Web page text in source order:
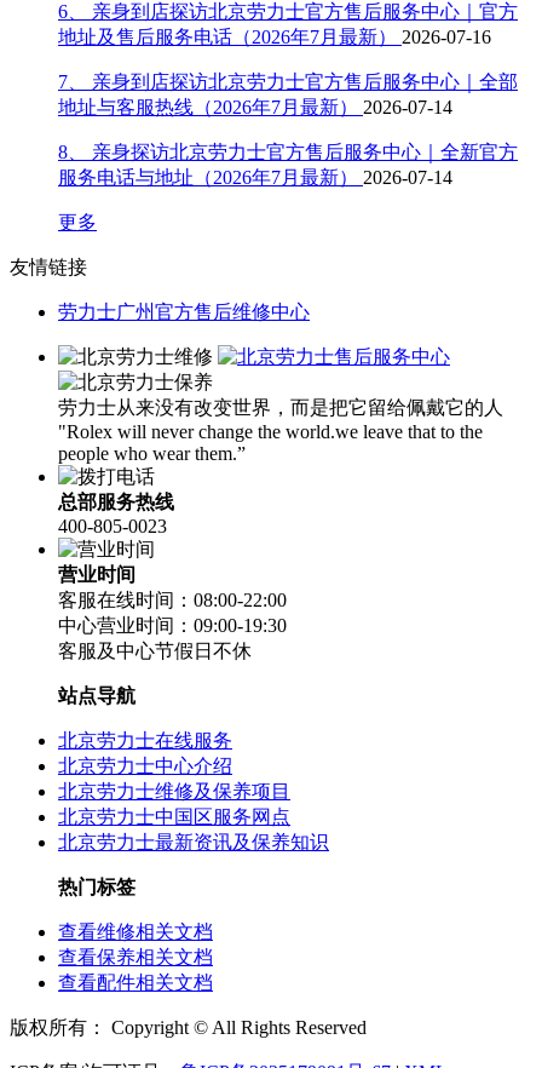
安徽省亳州市谯城区魏武大道劳力士售后服务中心（需提前预约）
安徽省滁州市琅琊区南谯北路劳力士售后服务中心（需提前预约）
安徽省淮北市相山区淮海路劳力士售后服务中心（需提前预约）
安徽省铜陵市铜官区石城大道劳力士售后服务中心（需提前预约）
安徽省芜湖市镜湖区中山路步行街劳力士售后服务中心（需提前预约）
安徽省宣城市宣州区叠嶂西路劳力士售后服务中心（需提前预约）
6、 亲身到店探访北京劳力士官方售后服务中心｜官方
地址及售后服务电话（2026年7月最新） 2026-07-16
7、 亲身到店探访北京劳力士官方售后服务中心｜全部
地址与客服热线（2026年7月最新） 2026-07-14
8、 亲身探访北京劳力士官方售后服务中心｜全新官方
服务电话与地址（2026年7月最新） 2026-07-14
更多
友情链接
劳力士广州官方售后维修中心
劳力士从来没有改变世界，而是把它留给佩戴它的人
"Rolex will never change the world.we leave that to the
people who wear them.”
总部服务热线
400-805-0023
营业时间
客服在线时间：08:00-22:00
中心营业时间：09:00-19:30
客服及中心节假日不休
站点导航
北京劳力士在线服务
北京劳力士中心介绍
北京劳力士维修及保养项目
北京劳力士中国区服务网点
北京劳力士最新资讯及保养知识
热门标签
查看维修相关文档
查看保养相关文档
查看配件相关文档
版权所有： Copyright © All Rights Reserved